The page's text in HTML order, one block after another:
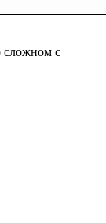
сложном с